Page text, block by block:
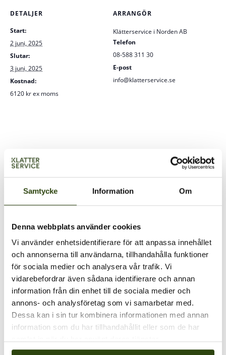
Samtycke Information Om
Denna webbplats använder cookies
Vi använder enhetsidentifierare för att anpassa innehållet
och annonserna till användarna, tillhandahålla funktioner
för sociala medier och analysera vår trafik. Vi
vidarebefordrar även sådana identifierare och annan
information från din enhet till de sociala medier och
annons- och analysföretag som vi samarbetar med.
Dessa kan i sin tur kombinera informationen med annan
information som du har tillhandahållit eller som de har
DETALJER
Start:
2 juni, 2025
Slutar:
3 juni, 2025
Kostnad:
6120 kr ex moms
ARRANGÖR
Klätterservice i Norden AB
Telefon
08-588 311 30
E-post
info@klatterservice.se
PLATS
Klätterservice Training Center
Svarvarvägen 26
Skogås,142 50+ Google Map
Visa Plats-webbplats
SPRAT-utbildning level 1, 2, 3. Vecka
SPRAT-utbildning level 1, 2, 3. Vecka